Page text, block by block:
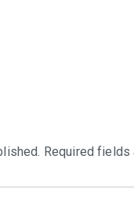
Required